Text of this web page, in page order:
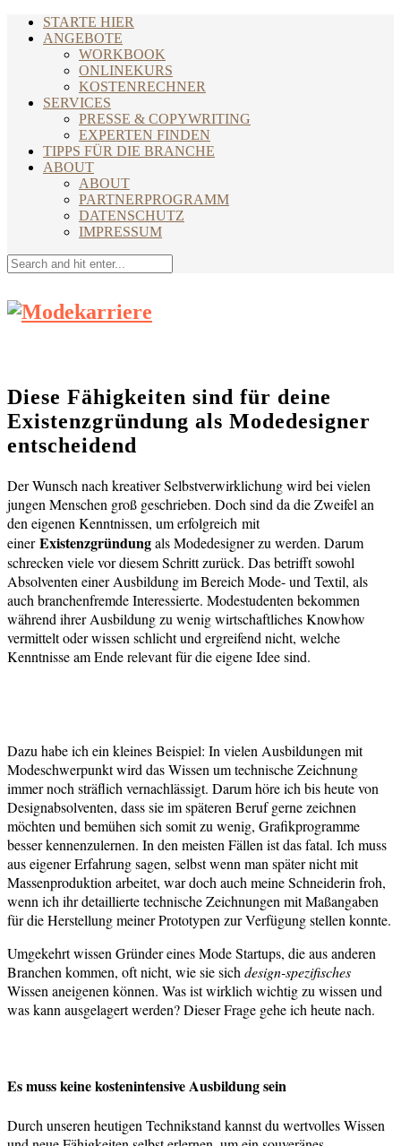
STARTE HIER
ANGEBOTE
WORKBOOK
ONLINEKURS
KOSTENRECHNER
SERVICES
PRESSE & COPYWRITING
EXPERTEN FINDEN
TIPPS FÜR DIE BRANCHE
ABOUT
ABOUT
PARTNERPROGRAMM
DATENSCHUTZ
IMPRESSUM
Diese Fähigkeiten sind für deine
Existenzgründung als Modedesigner
entscheidend
Der Wunsch nach kreativer Selbstverwirklichung wird bei vielen
jungen Menschen groß geschrieben. Doch sind da die Zweifel an
den eigenen Kenntnissen, um erfolgreich mit
einerExistenzgründungals Modedesigner zu werden. Darum
schrecken viele vor diesem Schritt zurück. Das betrifft sowohl
Absolventen einer Ausbildung im Bereich Mode- und Textil, als
auch branchenfremde Interessierte. Modestudenten bekommen
während ihrer Ausbildung zu wenig wirtschaftliches Knowhow
vermittelt oder wissen schlicht und ergreifend nicht, welche
Kenntnisse am Ende relevant für die eigene Idee sind.
Dazu habe ich ein kleines Beispiel: In vielen Ausbildungen mit
Modeschwerpunkt wird das Wissen um technische Zeichnung
immer noch sträflich vernachlässigt. Darum höre ich bis heute von
Designabsolventen, dass sie im späteren Beruf gerne zeichnen
möchten und bemühen sich somit zu wenig, Grafikprogramme
besser kennenzulernen. In den meisten Fällen ist das fatal. Ich muss
aus eigener Erfahrung sagen, selbst wenn man später nicht mit
Massenproduktion arbeitet, war doch auch meine Schneiderin froh,
wenn ich ihr detaillierte technische Zeichnungen mit Maßangaben
für die Herstellung meiner Prototypen zur Verfügung stellen konnte.
Umgekehrt wissen Gründer eines Mode Startups, die aus anderen
Branchen kommen, oft nicht, wie sie sich design-spezifisches
Wissen aneigenen können. Was ist wirklich wichtig zu wissen und
was kann ausgelagert werden? Dieser Frage gehe ich heute nach.
Es muss keine kostenintensive Ausbildung sein
Durch unseren heutigen Technikstand kannst du wertvolles Wissen